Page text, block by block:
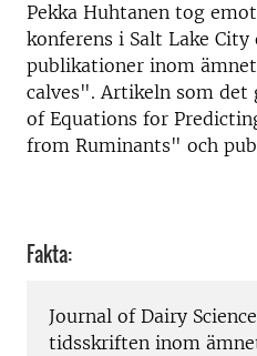
Pekka Huhtanen tog
konferens i Salt Lake
publikationer inom
calves". Artikeln som det
of Equations for
from Ruminants" och
Fakta:
Journal of Dairy
tidsskriften inom